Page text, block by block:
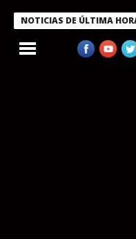
NOTICIAS DE ÚLTIMA
Bukele condecora a